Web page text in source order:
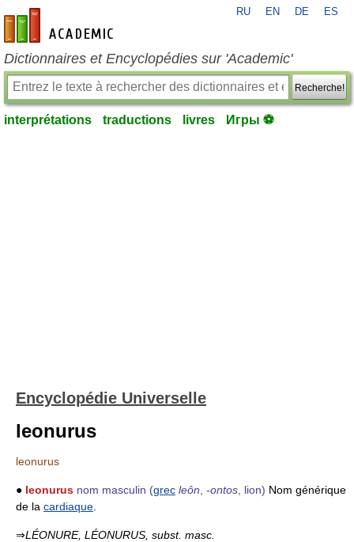
fr-academic.com
RU EN DE ES
Dictionnaires et Encyclopédies sur 'Academic'
Recherche!
interprétations traductions livres Игры ⚽
Encyclopédie Universelle
leonurus
leonurus
● leonurus nom masculin (grec leôn -ontos , lion) Nom générique
de la cardiaque
⇒LÉONURE, LÉONURUS, subst. masc.